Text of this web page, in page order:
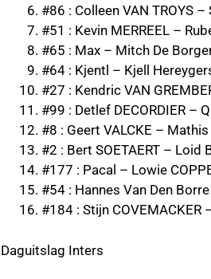
#86 : Colleen VAN TROYS
#51 : Kevin MERREEL –
#65 : Max – Mitch De
#64 : Kjentl – Kjell
#27 : Kendric VAN
#99 : Detlef DECORDIER –
#8 : Geert VALCKE – Mathis
#2 : Bert SOETAERT – Loid
#177 : Pacal – Lowie
#54 : Hannes Van Den
#184 : Stijn COVEMACKER
Daguitslag Inters